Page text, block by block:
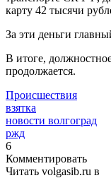
карту 42 тысячи
За эти деньги
В итоге,
продолжается.
Происшествия
взятка
новости волгоград
ржд
6
Комментировать
Читать volgasib.ru в